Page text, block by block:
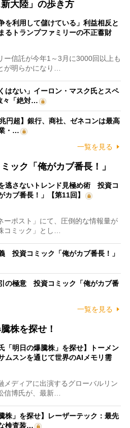
大陸」の歩き方
を利用して儲けている」利益相反と
るトランプファミリーの不正蓄財
信託が今年1～3月に3000回以上も
が明らかになり…
はない」イーロン・マスク氏とスペ
々「絶対…
円超】銀行、商社、ゼネコンは最高
・…
一覧を見る
ック「俺がカブ番長！」
を逃さないトレンド見極め術 投資コ
カブ番長！」【第11回】
ポスト」にて、圧倒的な情報量が
コミック」とし…
投資コミック「俺がカブ番長！」
の極意 投資コミック「俺がカブ番
一覧を見る
株を探せ！
「明日の爆騰株」を探せ】トーメン
ムスンを通じて世界のAIメモリ需
ディアに出演するグローバルリン
信博氏が、最新…
株」を探せ】レーザーテック：最先
検査装…